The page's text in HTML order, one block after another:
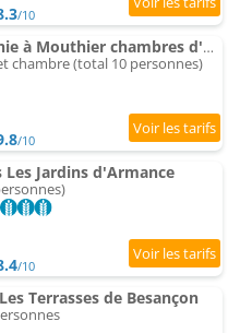
/10
La Maison de Léonie à Mouthier chambres d'hôtes.
chambre (total 10 personnes)
/10
Jardins d'Armance
/10
Terrasses de Besançon